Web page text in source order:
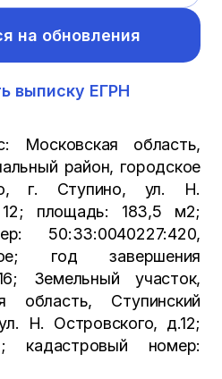
на обновления
выписку ЕГРН
Московская область,
район, городское
г. Ступино, ул. Н.
площадь: 183,5 м2;
50:33:0040227:420,
год завершения
Земельный участок,
область, Ступинский
Н. Островского, д.12;
номер: